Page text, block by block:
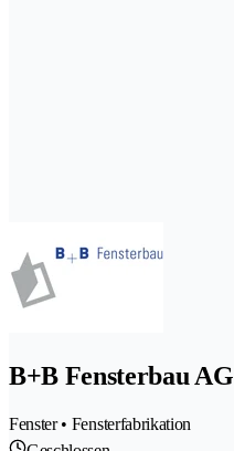
B+B Fensterbau AG
Fenster • Fensterfabrikation